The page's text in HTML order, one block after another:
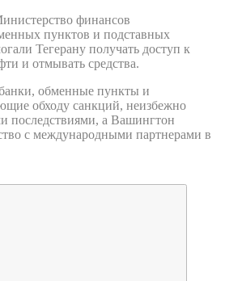
финансов
пунктов и подставных
Тегерану получать доступ к
и отмывать средства.
обменные пункты и
обходу санкций, неизбежно
последствиями, а Вашингтон
с международными партнерами в